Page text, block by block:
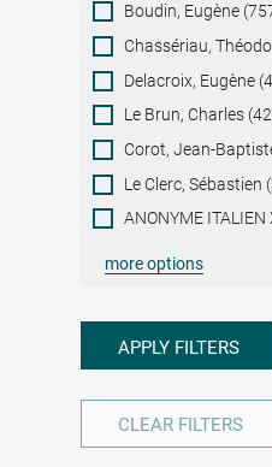
Boudin, Eugène
Chassériau,
Delacroix, Eugène
Le Brun, Charles
Corot, Jean-
Le Clerc, Sébastien
ANONYME
more options
APPLY FILTERS
CLEAR FILTERS